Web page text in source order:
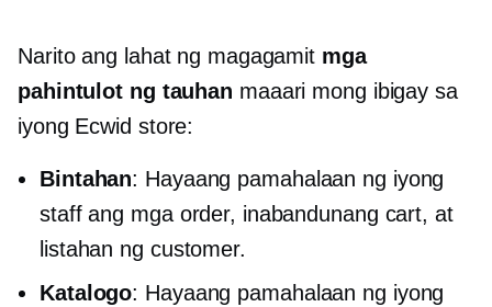
Narito ang lahat ng magagamit mga
pahintulot ng tauhan maaari mong ibigay sa
iyong Ecwid store:
Bintahan: Hayaang pamahalaan ng iyong
staff ang mga order, inabandunang cart, at
listahan ng customer.
Katalogo: Hayaang pamahalaan ng iyong